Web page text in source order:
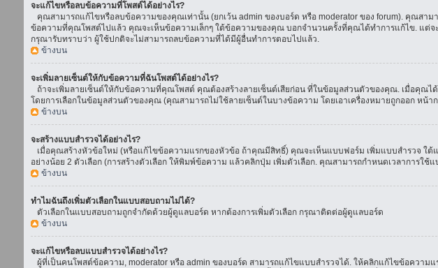
จะแก้ไขหรือลบข้อความที่โพสต์ได้อย่างไร?
คุณสามารถแก้ไขหรือลบข้อความของคุณเท่านั้น (ยกเว้น admin ของบอร์ด หรือ moderator ของ forum). คุณส
ข้อความที่คุณโพสต์ไปแล้ว คุณจะเห็นข้อความเล็กๆ ใต้ข้อความของคุณ บอกจำนวนครั้งที่คุณได้ทำการแก้ไข. แต่จ
กรุณารับทราบว่า ผู้ใช้ปกติจะไม่สามารถลบข้อความที่ได้มีผู้อื่นทำการตอบไปแล้ว.
ข้างบน
จะเพิ่มลายเซ็นต์ให้กับข้อความที่ฉันโพสต์ได้อย่างไร?
ถ้าจะเพิ่มลายเซ็นต์ให้กับข้อความที่คุณโพสต์ คุณต้องสร้างลายเซ็นต์เสียก่อน ที่ในข้อมูลส่วนตัวของคุณ. เมื่อคุณ
โดยการเลือกในข้อมูลส่วนตัวของคุณ (คุณสามารถไม่ใช้ลายเซ็นต์ในบางข้อความ โดยเอาเครื่องหมายถูกออก หน้า
ข้างบน
จะสร้างแบบสำรวจได้อย่างไร?
เมื่อคุณสร้างหัวข้อใหม่ (หรือแก้ไขข้อความแรกของหัวข้อ ถ้าคุณมีสิทธิ์) คุณจะเห็นแบบฟอร์ม เพิ่มแบบสำรวจ ใ
อย่างน้อย 2 ตัวเลือก (การสร้างตัวเลือก ให้พิมพ์ข้อความ แล้วคลิกปุ่ม เพิ่มตัวเลือก. คุณสามารถกำหนดเวลาการใ
ข้างบน
ทำไมฉันถึงเพิ่มตัวเลือกในแบบสอบถามไม่ได้?
ตัวเลือกในแบบสอบถามถูกจำกัดด้วยผู้ดูแลบอร์ด หากต้องการเพิ่มตัวเลือก กรุณาติดต่อผู้ดูแลบอร์ด
ข้างบน
จะแก้ไขหรือลบแบบสำรวจได้อย่างไร?
ผู้ที่เป็นคนโพสต์ข้อความ, moderator หรือ admin ของบอร์ด สามารถแก้ไขแบบสำรวจได้. ให้คลิกแก้ไขข้อควา